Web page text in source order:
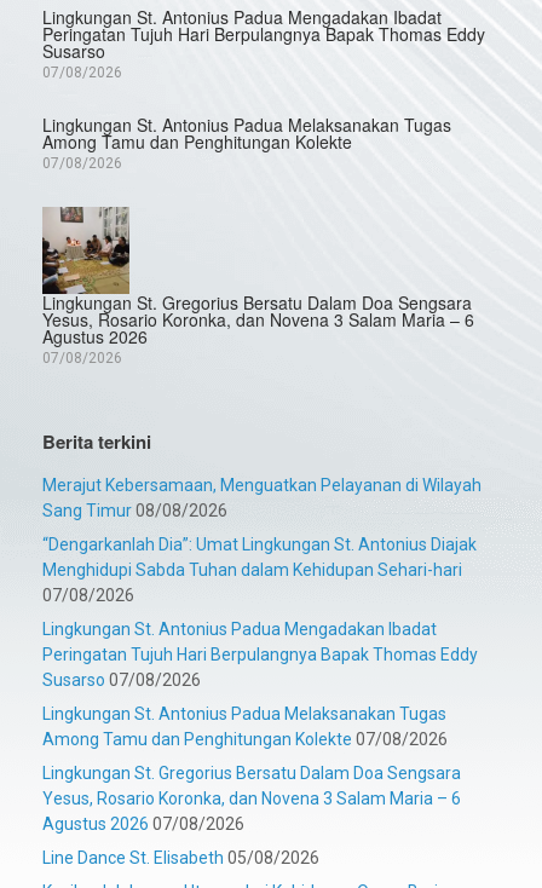
Lingkungan St. Antonius Padua Mengadakan Ibadat
Peringatan Tujuh Hari Berpulangnya Bapak Thomas Eddy
Susarso
07/08/2026
Lingkungan St. Antonius Padua Melaksanakan Tugas
Among Tamu dan Penghitungan Kolekte
07/08/2026
Lingkungan St. Gregorius Bersatu Dalam Doa Sengsara
Yesus, Rosario Koronka, dan Novena 3 Salam Maria – 6
Agustus 2026
07/08/2026
Berita terkini
Merajut Kebersamaan, Menguatkan Pelayanan di Wilayah
Sang Timur08/08/2026
“Dengarkanlah Dia”: Umat Lingkungan St. Antonius Diajak
Menghidupi Sabda Tuhan dalam Kehidupan Sehari-hari
07/08/2026
Lingkungan St. Antonius Padua Mengadakan Ibadat
Peringatan Tujuh Hari Berpulangnya Bapak Thomas Eddy
Susarso 07/08/2026
Lingkungan St. Antonius Padua Melaksanakan Tugas
Among Tamu dan Penghitungan Kolekte 07/08/2026
Lingkungan St. Gregorius Bersatu Dalam Doa Sengsara
Yesus, Rosario Koronka, dan Novena 3 Salam Maria – 6
Agustus 2026 07/08/2026
Line Dance St. Elisabeth 05/08/2026